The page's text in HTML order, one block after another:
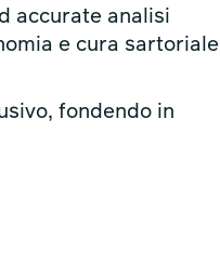
accurate analisi
e cura sartoriale
fondendo in